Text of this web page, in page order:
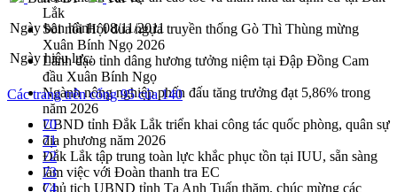
Lắk
Sôi nổi Hội đua ngựa truyền thống Gò Thì Thùng mừng
Xuân Bính Ngọ 2026
Lãnh đạo tỉnh dâng hương tưởng niệm tại Đập Đồng Cam
đầu Xuân Bính Ngọ
Ngành nông nghiệp phấn đấu tăng trưởng đạt 5,86% trong
năm 2026
UBND tỉnh Đắk Lắk triển khai công tác quốc phòng, quân sự
địa phương năm 2026
Đắk Lắk tập trung toàn lực khắc phục tồn tại IUU, sẵn sàng
làm việc với Đoàn thanh tra EC
Chủ tịch UBND tỉnh Tạ Anh Tuấn thăm, chúc mừng các
Ngày ban hành:08/11/2011
Ngày hiệu lực:
Các trang trên cổng 95 của 140
70
71
72
73
74